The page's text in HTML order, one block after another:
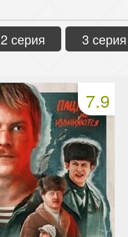
2 серия 3 серия
7.9